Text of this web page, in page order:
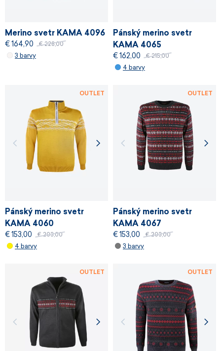
Merino svetr KAMA 4096
€ 164,90 € 228,00
3 barvy
Pánský merino svetr
KAMA 4065
€ 162,00 € 215,00
4 barvy
Pánský merino svetr
KAMA 4060
€ 153,00 € 203,00
4 barvy
OUTLET
Pánský merino svetr
KAMA 4067
€ 153,00 € 203,00
3 barvy
OUTLET
OUTLET OUTLET